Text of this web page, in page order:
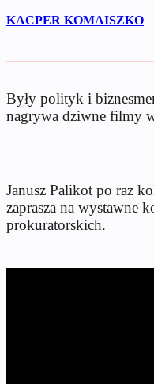
KACPER KOMAISZKO
Były polityk i
nagrywa dziwne filmy
Janusz Palikot po raz
zaprasza na wystawne
prokuratorskich.